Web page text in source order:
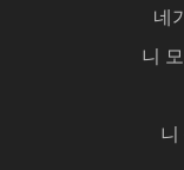
네
니
니